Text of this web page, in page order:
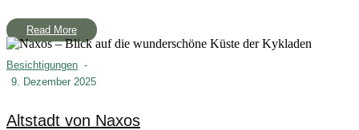
Read More
Besichtigungen -
9. Dezember 2025
Altstadt von Naxos